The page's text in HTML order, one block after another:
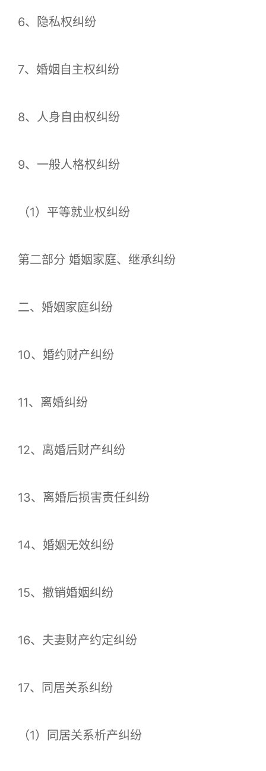
6、隐私权纠纷
7、婚姻自主权纠纷
8、人身自由权纠纷
9、一般人格权纠纷
（1）平等就业权纠纷
第二部分 婚姻家庭、继承纠纷
二、婚姻家庭纠纷
10、婚约财产纠纷
11、离婚纠纷
12、离婚后财产纠纷
13、离婚后损害责任纠纷
14、婚姻无效纠纷
15、撤销婚姻纠纷
16、夫妻财产约定纠纷
17、同居关系纠纷
（1）同居关系析产纠纷